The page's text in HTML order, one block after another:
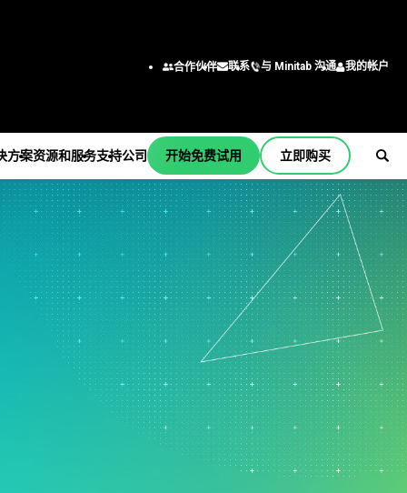
合作伙伴
联系 与 Minitab 沟通 我的帐户
方案
行业解决方案
学术
建筑
能源和自然资源
政府和公共部门
医疗保健
保险
制造和工业
按职能/角色
工程
商业分析师
信息技术
供应链
客户服务和联系中心
人力资源
营销数据分析
研发
资源和服务
培训
部署
自定进度的学习
继续教育
咨询
支持
持
订阅和激活
Minitab Quick Start
培训
安装支持
支持视频
支持文档
公司
司
关于我们
领导团队
合作伙伴
职业
联系我们
新闻
Minitab 商品
开始免费试用 立即购买